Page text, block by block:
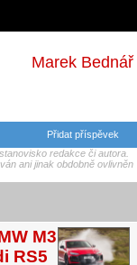
Marek Bednář
Přidat příspěvek
redakce či autora.
ani jinak obdobně ovlivněn
M3
RS5